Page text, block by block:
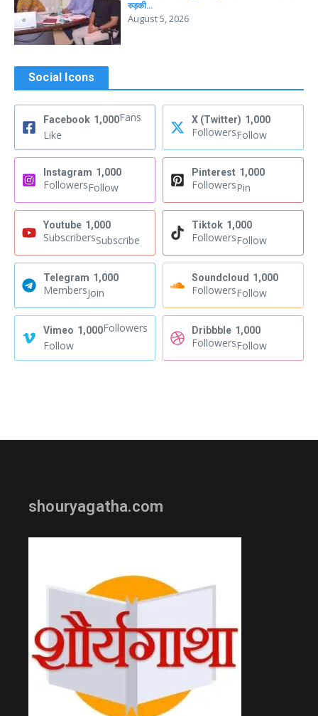
रुड़की…
August 5, 2026
Social Icons
Facebook 1,000Fans
Like
X (Twitter) 1,000
FollowersFollow
Instagram 1,000
FollowersFollow
Pinterest 1,000
FollowersPin
Youtube 1,000
SubscribersSubscribe
Tiktok 1,000
FollowersFollow
Telegram 1,000
MembersJoin
Soundcloud 1,000
FollowersFollow
Vimeo 1,000Followers
Follow
Dribbble 1,000
FollowersFollow
shouryagatha.com